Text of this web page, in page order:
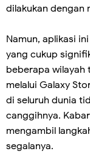
dilakukan dengan
Namun, aplikasi
yang cukup
beberapa wilayah
melalui Galaxy
di seluruh dunia
canggihnya.
mengambil
segalanya.